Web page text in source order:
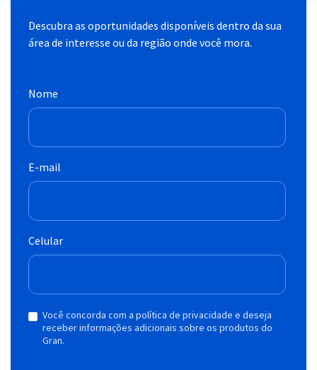
Descubra as oportunidades disponíveis dentro da sua
área de interesse ou da região onde você mora.
Nome
E-mail
Celular
Você concorda com a política de privacidade e deseja
receber informações adicionais sobre os produtos do
Gran.